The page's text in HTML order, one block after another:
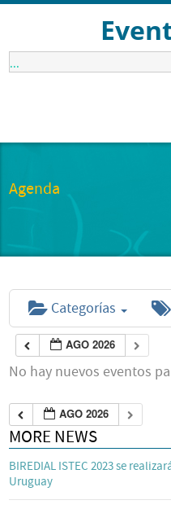
...
Agenda
Categorías
AGO 2026
No hay nuevos eventos
AGO 2026
MORE NEWS
BIREDIAL ISTEC 2023 se
Uruguay